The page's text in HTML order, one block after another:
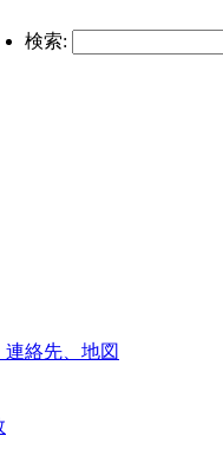
検索:
連絡先、地図